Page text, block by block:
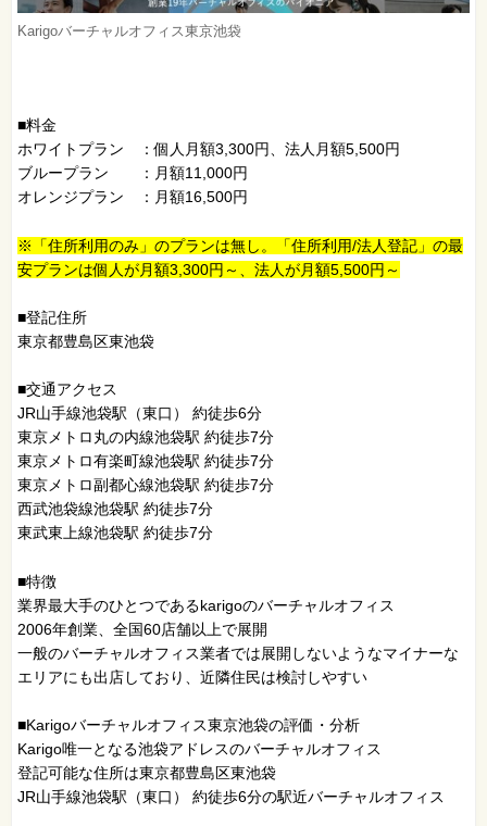
Karigoバーチャルオフィス東京池袋
■料金
ホワイトプラン ：個人月額3,300円、法人月額5,500円
ブループラン ：月額11,000円
オレンジプラン ：月額16,500円
※「住所利用のみ」のプランは無し。「住所利用/法人登記」の最
安プランは個人が月額3,300円～、法人が月額5,500円～
■登記住所
東京都豊島区東池袋
■交通アクセス
JR山手線池袋駅（東口） 約徒歩6分
東京メトロ丸の内線池袋駅 約徒歩7分
東京メトロ有楽町線池袋駅 約徒歩7分
東京メトロ副都心線池袋駅 約徒歩7分
西武池袋線池袋駅 約徒歩7分
東武東上線池袋駅 約徒歩7分
■特徴
業界最大手のひとつであるkarigoのバーチャルオフィス
2006年創業、全国60店舗以上で展開
一般のバーチャルオフィス業者では展開しないようなマイナーな
エリアにも出店しており、近隣住民は検討しやすい
■Karigoバーチャルオフィス東京池袋の評価・分析
Karigo唯一となる池袋アドレスのバーチャルオフィス
登記可能な住所は東京都豊島区東池袋
JR山手線池袋駅（東口） 約徒歩6分の駅近バーチャルオフィス